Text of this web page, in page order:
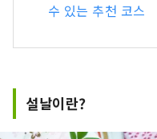
수 있는 추천 코스
설날이란?